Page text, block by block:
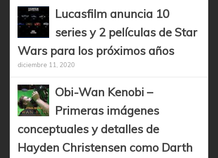
Lucasfilm anuncia 10
series y 2 películas de Star
Wars para los próximos años
diciembre 11, 2020
Obi-Wan Kenobi –
Primeras imágenes
conceptuales y detalles de
Hayden Christensen como Darth